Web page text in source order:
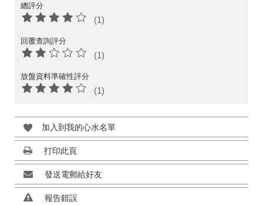
總評分
(1)
回覆查詢評分
(1)
放盤資料準確性評分
(1)
加入到我的心水名單
打印此頁
發送電郵給好友
報告錯誤